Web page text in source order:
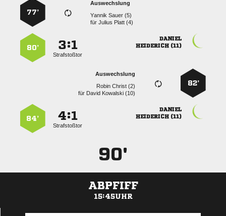
Auswechslung
  
für  
77’

 
:
Strafstoßtor
80’
82’
Auswechslung
  
für   

 
:
Strafstoßtor
84’
90'
ABPFIFF
15:45UHR
ANZEIGE